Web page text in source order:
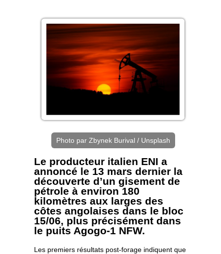
Photo par Zbynek Burival / Unsplash
Le producteur italien ENI a
annoncé le 13 mars dernier la
découverte d’un gisement de
pétrole à environ 180
kilomètres aux larges des
côtes angolaises dans le bloc
15/06, plus précisément dans
le puits Agogo-1 NFW.
Les premiers résultats post-forage indiquent que